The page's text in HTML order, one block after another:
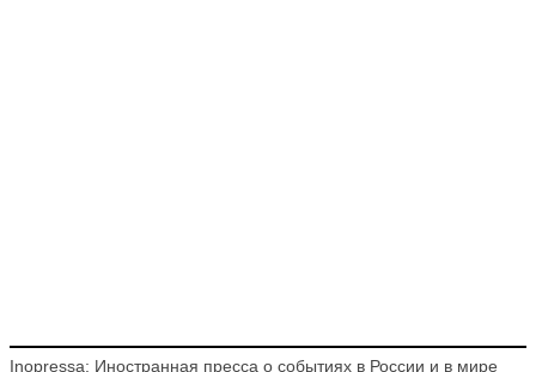
Inopressa: Иностранная пресса о событиях в России и в мире